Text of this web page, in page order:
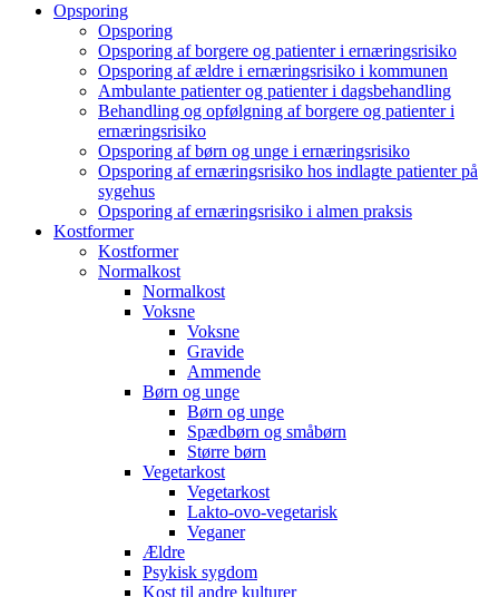
Opsporing
Opsporing
Opsporing af borgere og patienter i ernæringsrisiko
Opsporing af ældre i ernæringsrisiko i kommunen
Ambulante patienter og patienter i dagsbehandling
Behandling og opfølgning af borgere og patienter i
ernæringsrisiko
Opsporing af børn og unge i ernæringsrisiko
Opsporing af ernæringsrisiko hos indlagte patienter på
sygehus
Opsporing af ernæringsrisiko i almen praksis
Kostformer
Kostformer
Normalkost
Normalkost
Voksne
Voksne
Gravide
Ammende
Børn og unge
Børn og unge
Spædbørn og småbørn
Større børn
Vegetarkost
Vegetarkost
Lakto-ovo-vegetarisk
Veganer
Ældre
Psykisk sygdom
Kost til andre kulturer